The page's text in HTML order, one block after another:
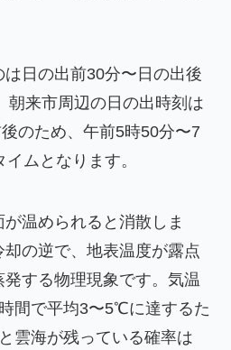
日の出前30分〜日の出後
朝来市周辺の日の出時刻は
のため、午前5時50分〜7
ムとなります。
温められると消散しま
の逆で、地表温度が露点
する物理現象です。気温
間で平均3〜5℃に達するた
雲海が残っている確率は